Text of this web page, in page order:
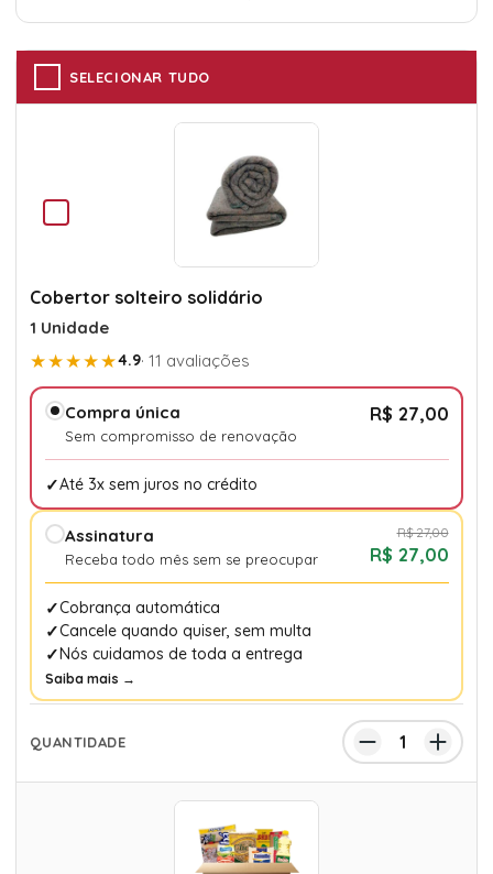
SELECIONAR TUDO
Cobertor solteiro solidário
1 Unidade
★★★★★4.9· 11 avaliações
Compra única
Sem compromisso de renovação
R$ 27,00
Até 3x sem juros no crédito
Assinatura
Receba todo mês sem se preocupar
R$ 27,00
R$ 27,00
Cobrança automática
Cancele quando quiser, sem multa
Nós cuidamos de toda a entrega
Saiba mais →